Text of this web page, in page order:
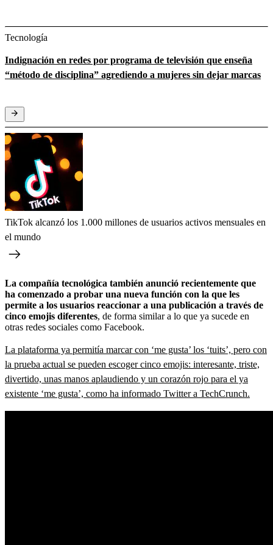
Tecnología
Indignación en redes por programa de televisión que enseña
“método de disciplina” agrediendo a mujeres sin dejar marcas
TikTok alcanzó los 1.000 millones de usuarios activos mensuales en
el mundo
La compañía tecnológica también anunció recientemente que
ha comenzado a probar una nueva función con la que les
permite a los usuarios reaccionar a una publicación a través de
cinco emojis diferentes, de forma similar a lo que ya sucede en
otras redes sociales como Facebook.
La plataforma ya permitía marcar con ‘me gusta’ los ‘tuits’, pero con
la prueba actual se pueden escoger cinco emojis: interesante, triste,
divertido, unas manos aplaudiendo y un corazón rojo para el ya
existente ‘me gusta’, como ha informado Twitter a TechCrunch.